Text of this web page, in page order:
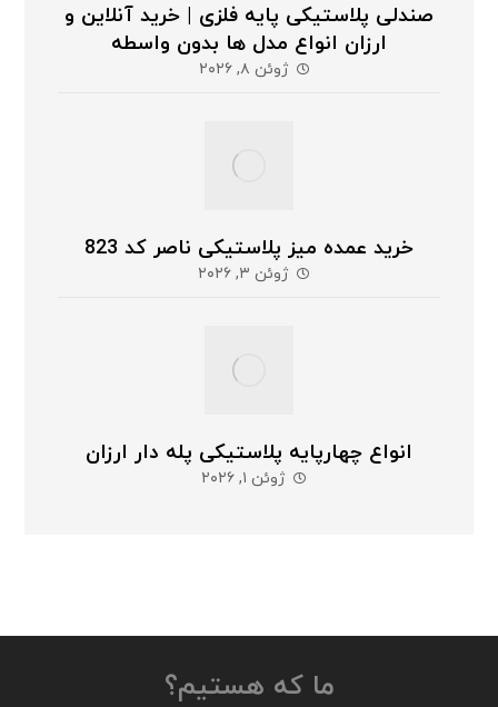
صندلی پلاستیکی پایه فلزی | خرید آنلاین و
ارزان انواع مدل ها بدون واسطه
ژوئن ۸, ۲۰۲۶
خرید عمده میز پلاستیکی ناصر کد 823
ژوئن ۳, ۲۰۲۶
انواع چهارپایه پلاستیکی پله دار ارزان
ژوئن ۱, ۲۰۲۶
ما که هستیم؟